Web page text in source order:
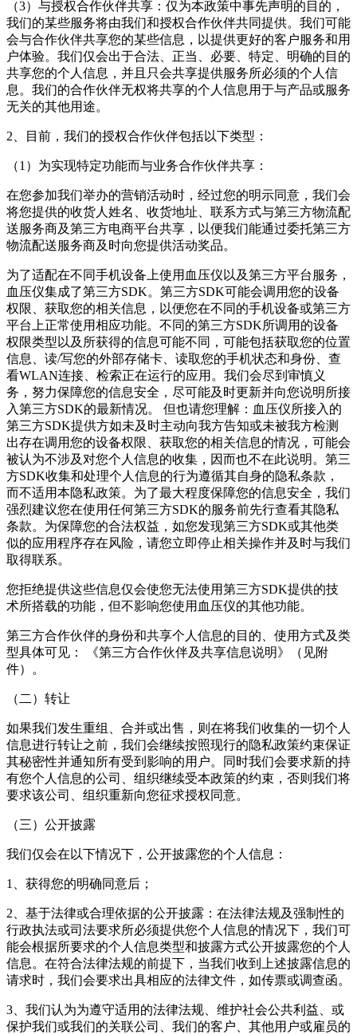
（3）与授权合作伙伴共享：仅为本政策中事先声明的目的，
我们的某些服务将由我们和授权合作伙伴共同提供。我们可能
会与合作伙伴共享您的某些信息，以提供更好的客户服务和用
户体验。我们仅会出于合法、正当、必要、特定、明确的目的
共享您的个人信息，并且只会共享提供服务所必须的个人信
息。我们的合作伙伴无权将共享的个人信息用于与产品或服务
无关的其他用途。
2、目前，我们的授权合作伙伴包括以下类型：
（1）为实现特定功能而与业务合作伙伴共享：
在您参加我们举办的营销活动时，经过您的明示同意，我们会
将您提供的收货人姓名、收货地址、联系方式与第三方物流配
送服务商及第三方电商平台共享，以便我们能通过委托第三方
物流配送服务商及时向您提供活动奖品。
为了适配在不同手机设备上使用血压仪以及第三方平台服务，
血压仪集成了第三方SDK。第三方SDK可能会调用您的设备
权限、获取您的相关信息，以便您在不同的手机设备或第三方
平台上正常使用相应功能。不同的第三方SDK所调用的设备
权限类型以及所获得的信息可能不同，可能包括获取您的位置
信息、读/写您的外部存储卡、读取您的手机状态和身份、查
看WLAN连接、检索正在运行的应用。我们会尽到审慎义
务，努力保障您的信息安全，尽可能及时更新并向您说明所接
入第三方SDK的最新情况。 但也请您理解：血压仪所接入的
第三方SDK提供方如未及时主动向我方告知或未被我方检测
出存在调用您的设备权限、获取您的相关信息的情况，可能会
被认为不涉及对您个人信息的收集，因而也不在此说明。第三
方SDK收集和处理个人信息的行为遵循其自身的隐私条款，
而不适用本隐私政策。为了最大程度保障您的信息安全，我们
强烈建议您在使用任何第三方SDK的服务前先行查看其隐私
条款。为保障您的合法权益，如您发现第三方SDK或其他类
似的应用程序存在风险，请您立即停止相关操作并及时与我们
取得联系。
您拒绝提供这些信息仅会使您无法使用第三方SDK提供的技
术所搭载的功能，但不影响您使用血压仪的其他功能。
第三方合作伙伴的身份和共享个人信息的目的、使用方式及类
型具体可见： 《第三方合作伙伴及共享信息说明》（见附
件）。
（二）转让
如果我们发生重组、合并或出售，则在将我们收集的一切个人
信息进行转让之前，我们会继续按照现行的隐私政策约束保证
其秘密性并通知所有受到影响的用户。同时我们会要求新的持
有您个人信息的公司、组织继续受本政策的约束，否则我们将
要求该公司、组织重新向您征求授权同意。
（三）公开披露
我们仅会在以下情况下，公开披露您的个人信息：
1、获得您的明确同意后；
2、基于法律或合理依据的公开披露：在法律法规及强制性的
行政执法或司法要求所必须提供您个人信息的情况下，我们可
能会根据所要求的个人信息类型和披露方式公开披露您的个人
信息。在符合法律法规的前提下，当我们收到上述披露信息的
请求时，我们会要求出具相应的法律文件，如传票或调查函。
3、我们认为为遵守适用的法律法规、维护社会公共利益、或
保护我们或我们的关联公司、我们的客户、其他用户或雇员的